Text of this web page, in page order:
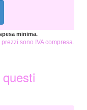
minima.
prezzi sono IVA compresa.